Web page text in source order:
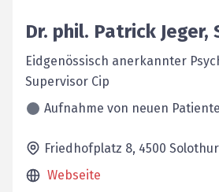
Dr. phil. Patrick Jeger,
Eidgenössisch anerkannter
Supervisor Cip
Aufnahme von neuen
Friedhofplatz 8, 4500
Webseite